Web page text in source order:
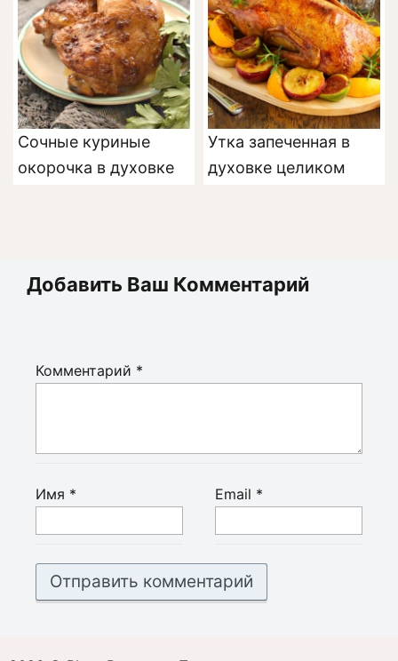
Сочные куриные
окорочка в духовке
Утка запеченная в
духовке целиком
Добавить Ваш Комментарий
Комментарий *
Имя * Email *